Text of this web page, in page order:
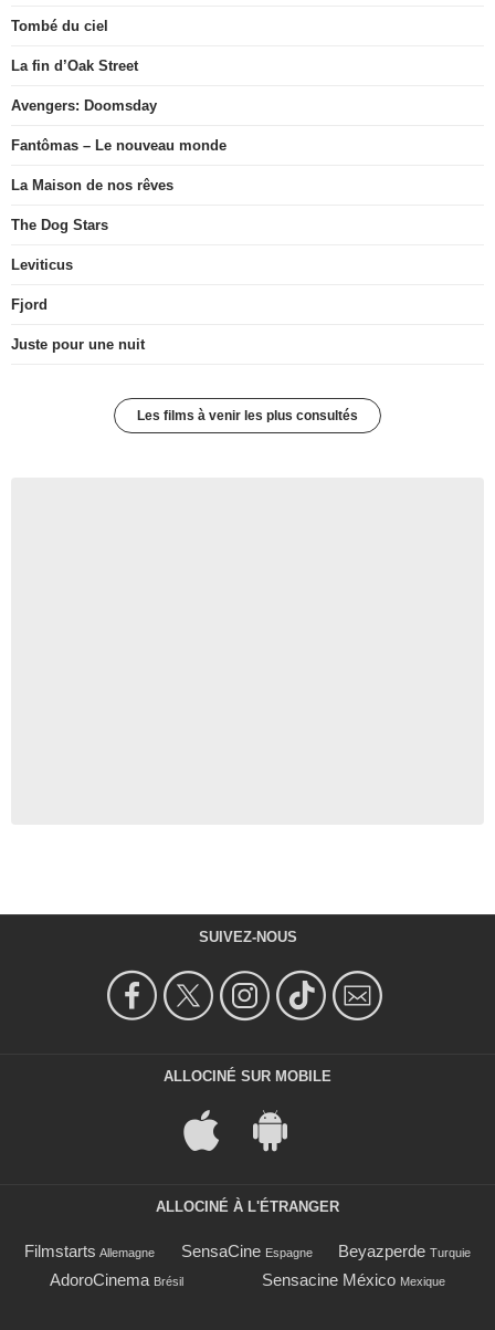
Tombé du ciel
La fin d’Oak Street
Avengers: Doomsday
Fantômas – Le nouveau monde
La Maison de nos rêves
The Dog Stars
Leviticus
Fjord
Juste pour une nuit
Les films à venir les plus consultés
SUIVEZ-NOUS
ALLOCINÉ SUR MOBILE
ALLOCINÉ À L'ÉTRANGER
Filmstarts Allemagne SensaCine Espagne Beyazperde Turquie
AdoroCinema Brésil Sensacine México Mexique